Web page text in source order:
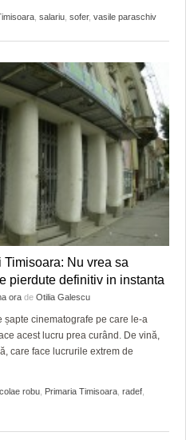
salariu sofer, vasile paraschiv
Nu vrea sa
pierdute definitiv in instanta
ora de Otilia Galescu
cinematografe pe care le-a
acest lucru prea curând. De vină,
care face lucrurile extrem de
robu Primaria Timisoara radef